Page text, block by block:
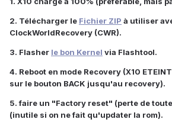
2. Télécharger le Fichier ZIP à utiliser
ClockWorldRecovery (CWR).
3. Flasher le bon Kernel via Flashtool.
4. Reboot en mode Recovery (X10
sur le bouton BACK jusqu'au recovery).
5. faire un "Factory reset" (perte de
(inutile si on ne fait qu'updater la rom).